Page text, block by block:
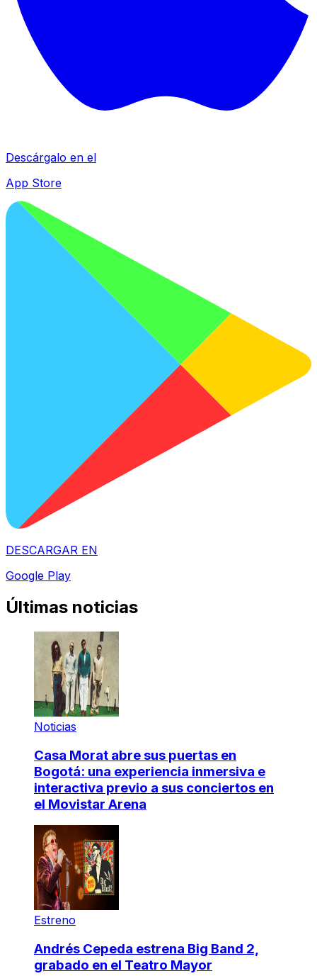
Descárgalo en el
App Store
DESCARGAR EN
Google Play
Últimas noticias
Noticias
Casa Morat abre sus puertas en
Bogotá: una experiencia inmersiva e
interactiva previo a sus conciertos en
el Movistar Arena
Estreno
Andrés Cepeda estrena Big Band 2,
grabado en el Teatro Mayor